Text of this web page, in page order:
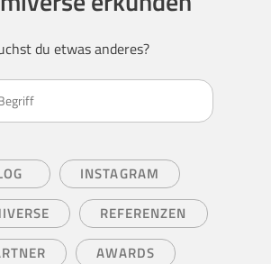
du etwas anderes?
INSTAGRAM
REFERENZEN
AWARDS